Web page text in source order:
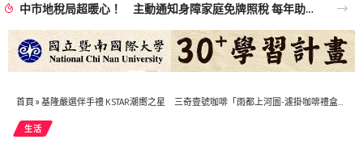
中市地稅局超暖心！ 主動通知身障家庭免牌照稅 每年助民減免逾千萬元
首頁 » 基隆嚴選伴手禮 K STAR潮嚮之星 三奇壹號咖啡「雨都上河圖-濾掛咖啡禮盒」榮獲iF設計獎
生活